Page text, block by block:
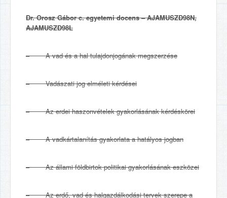
Dr. Orosz Gábor c. egyetemi docens – AJAMUSZD98N,
AJAMUSZD98L
–A vad és a hal tulajdonjogának megszerzése
–Vadászati jog elméleti kérdései
–Az erdei haszonvételek gyakorlásának kérdéskörei
–A vadkártalanítás gyakorlata a hatályos jogban
–Az állami földbirtok politikai gyakorlásának eszközei
–Az erdő, vad és halgazdálkodási tervek szerepe a